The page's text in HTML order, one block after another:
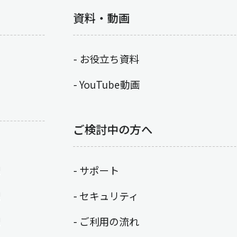
資料・動画
お役立ち資料
YouTube動画
ご検討中の方へ
サポート
セキュリティ
ご利用の流れ